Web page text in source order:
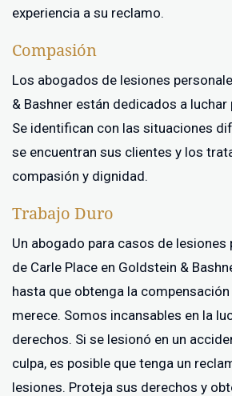
experiencia a su reclamo.
Compasión
Los abogados de lesiones
& Bashner están dedicados a
Se identifican con las situaciones
se encuentran sus clientes y los
compasión y dignidad.
Trabajo Duro
Un abogado para casos de lesiones
de Carle Place en Goldstein &
hasta que obtenga la
merece. Somos incansables en la
derechos. Si se lesionó en un
culpa, es posible que tenga un
lesiones. Proteja sus derechos y